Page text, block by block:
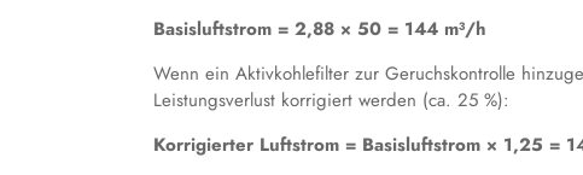
Basisluftstrom = 2,88 × 50 = 144 m³/h
Wenn ein Aktivkohlefilter zur Geruchskontrolle
Leistungsverlust korrigiert werden (ca. 25 %):
Korrigierter Luftstrom = Basisluftstrom × 1,25 =